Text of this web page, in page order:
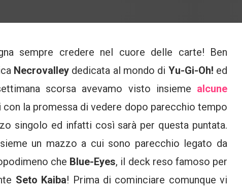
sempre credere nel cuore delle carte! Ben
Necrovalley dedicata al mondo di Yu-Gi-Oh! ed
scorsa avevamo visto insieme alcune
con la promessa di vedere dopo parecchio tempo
singolo ed infatti così sarà per questa puntata.
un mazzo a cui sono parecchio legato da
che Blue-Eyes, il deck reso famoso per
Seto Kaiba! Prima di cominciare comunque vi